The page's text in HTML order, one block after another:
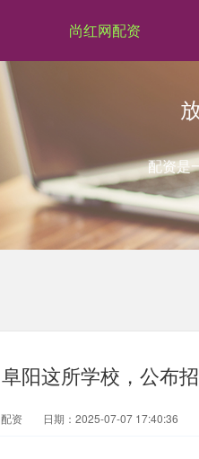
尚红网配资
配资是
阳这所学校，公布
资 日期：2025-07-07 17:40:36